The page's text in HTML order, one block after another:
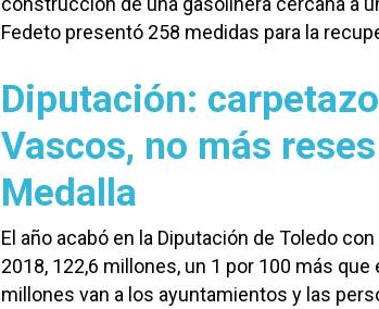
Fedeto presentó 258 medidas para la
Diputación:
Vascos, no más
Medalla
El año acabó en la Diputación de Toledo
2018, 122,6 millones, un 1 por 100 más que
millones van a los ayuntamientos y las